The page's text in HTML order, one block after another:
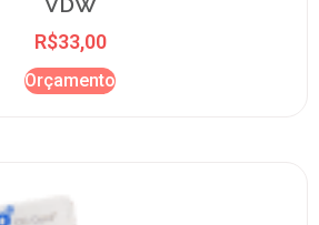
R$33,00
Orçamento